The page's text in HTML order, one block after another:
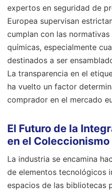
expertos en seguridad de
Europea supervisan
cumplan con las
químicas, especialmente
destinados a ser
La transparencia en el
ha vuelto un factor
comprador en el mercado
El Futuro de la
en el Coleccionismo
La industria se encamina
de elementos tecnológicos
espacios de las bibliotecas